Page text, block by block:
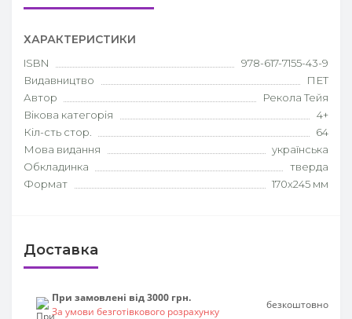
ХАРАКТЕРИСТИКИ
ISBN
978-617-7155-43-9
Видавництво
ПЕТ
Автор
Рекола Тейя
Вікова категорія
4+
Кіл-сть стор.
64
Мова видання
українська
Обкладинка
тверда
Формат
170х245 мм
Доставка
При замовлені від 3000 грн.
За умови безготівкового розрахунку
безкоштовно